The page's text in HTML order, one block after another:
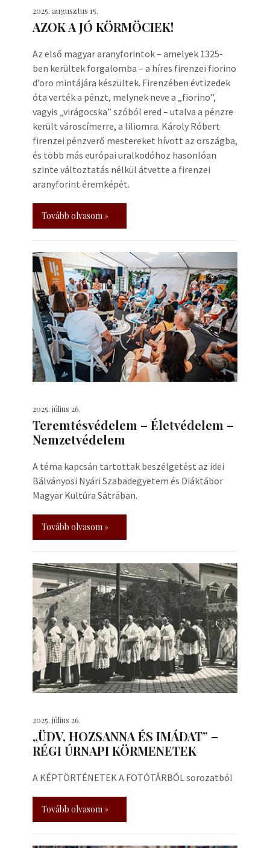
2025. augusztus 15.
AZOK A JÓ KÖRMÖCIEK!
Az első magyar aranyforintok – amelyek 1325-
ben kerültek forgalomba – a híres firenzei fiorino
d’oro mintájára készültek. Firenzében évtizedek
óta verték a pénzt, melynek neve a „fiorino”,
vagyis „virágocska” szóból ered – utalva a pénzre
került városcímerre, a liliomra. Károly Róbert
firenzei pénzverő mestereket hívott az országba,
és több más európai uralkodóhoz hasonlóan
szinte változtatás nélkül átvette a firenzei
aranyforint éremképét.
Tovább olvasom »
2025. július 26.
Teremtésvédelem – Életvédelem –
Nemzetvédelem
A téma kapcsán tartottak beszélgetést az idei
Bálványosi Nyári Szabadegyetem és Diáktábor
Magyar Kultúra Sátrában.
Tovább olvasom »
2025. július 26.
„ÜDV, HOZSANNA ÉS IMÁDAT” –
RÉGI ÚRNAPI KÖRMENETEK
A KÉPTÖRTÉNETEK A FOTÓTÁRBÓL sorozatból
Tovább olvasom »